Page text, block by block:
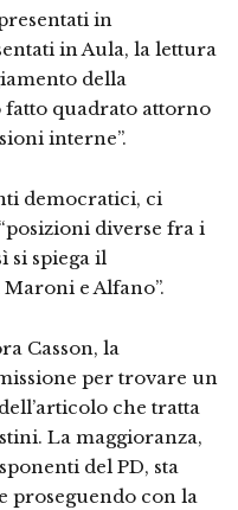
in
in Aula, la lettura
della
fatto quadrato attorno
interne”.
democratici, ci
diverse fra i
si spiega il
e Alfano”.
Casson, la
per trovare un
che tratta
La maggioranza,
del PD, sta
proseguendo con la